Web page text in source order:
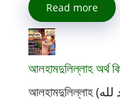
Read more
আলহামদুলিল্লাহ অর্থ
আলহামদুলিল্লাহ (الحمد لله) অর্থ কি? আলহামদুলিল্লাহ একটি